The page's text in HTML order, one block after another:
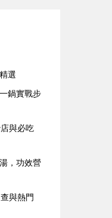
選
鍋實戰步
與必吃
，功效營
與熱門